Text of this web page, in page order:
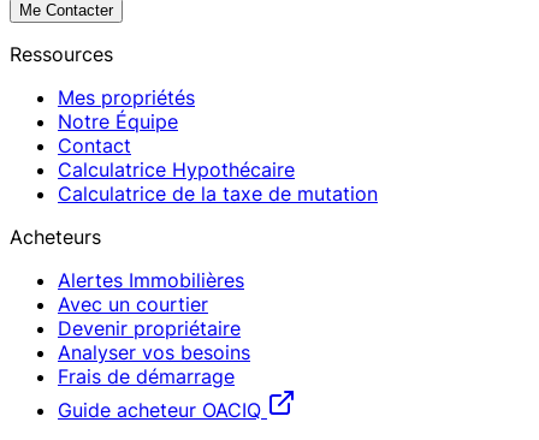
Me Contacter
Ressources
Mes propriétés
Notre Équipe
Contact
Calculatrice Hypothécaire
Calculatrice de la taxe de mutation
Acheteurs
Alertes Immobilières
Avec un courtier
Devenir propriétaire
Analyser vos besoins
Frais de démarrage
Guide acheteur OACIQ